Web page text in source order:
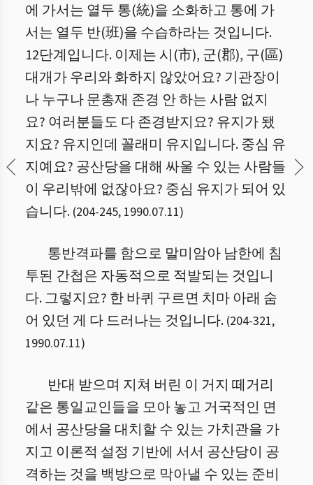
에 가서는 열두 통(統)을 소화하고 통에 가
서는 열두 반(班)을 수습하라는 것입니다.
12단계입니다. 이제는 시(市), 군(郡), 구(區)
대개가 우리와 화하지 않았어요? 기관장이
나 누구나 문총재 존경 안 하는 사람 없지
요? 여러분들도 다 존경받지요? 유지가 됐
지요? 유지인데 꼴래미 유지입니다. 중심 유
지예요? 공산당을 대해 싸울 수 있는 사람들
이 우리밖에 없잖아요? 중심 유지가 되어 있
습니다. (204-245, 1990.07.11)
통반격파를 함으로 말미암아 남한에 침
투된 간첩은 자동적으로 적발되는 것입니
다. 그렇지요? 한 바퀴 구르면 치마 아래 숨
어 있던 게 다 드러나는 것입니다. (204-321,
1990.07.11)
반대 받으며 지쳐 버린 이 거지 떼거리
같은 통일교인들을 모아 놓고 거국적인 면
에서 공산당을 대치할 수 있는 가치관을 가
지고 이론적 설정 기반에 서서 공산당이 공
격하는 것을 백방으로 막아낼 수 있는 준비